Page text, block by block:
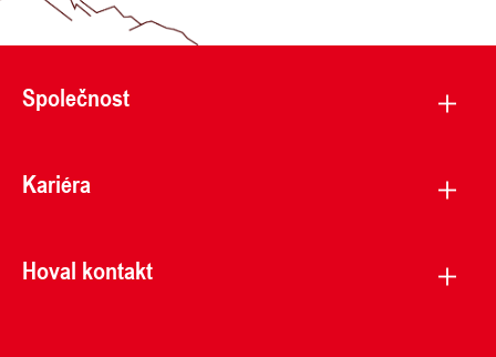
Společnost
Kariéra
Hoval kontakt